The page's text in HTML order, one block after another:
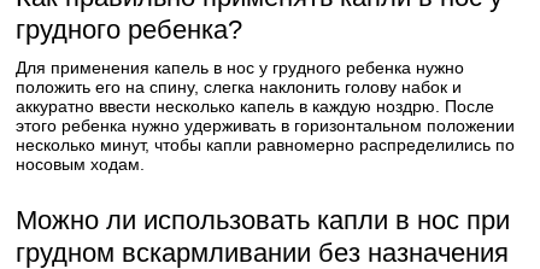
грудного ребенка?
Для применения капель в нос у грудного ребенка нужно
положить его на спину, слегка наклонить голову набок и
аккуратно ввести несколько капель в каждую ноздрю. После
этого ребенка нужно удерживать в горизонтальном положении
несколько минут, чтобы капли равномерно распределились по
носовым ходам.
Можно ли использовать капли в нос при
грудном вскармливании без назначения